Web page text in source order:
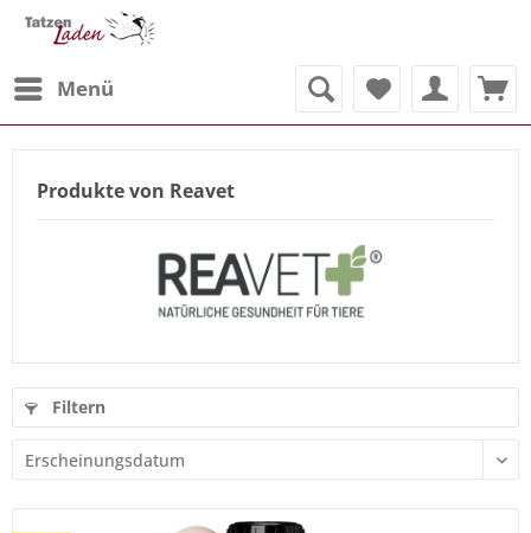
Menü
Produkte von Reavet
Filtern